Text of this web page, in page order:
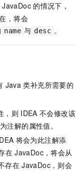
JavaDoc 的情况下，
，将会
name 与 desc 。
Java 类补充所需要的
，则 IDEA 不会修改该
注解的属性值。
将会为此注解添
在 JavaDoc，将会从
存在 JavaDoc，则会